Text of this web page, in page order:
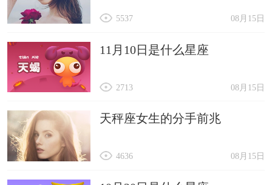
08月15日
5537
11月10日是什么星座
08月15日
2713
天秤座女生的分手前兆
08月15日
4636